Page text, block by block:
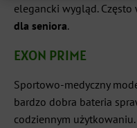
elegancki wygląd. Często
dla seniora.
EXON PRIME
Sportowo-medyczny
bardzo dobra bateria
codziennym